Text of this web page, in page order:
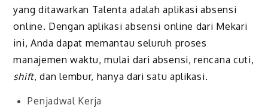
yang ditawarkan Talenta adalah aplikasi absensi
online. Dengan aplikasi absensi online dari Mekari
ini, Anda dapat memantau seluruh proses
manajemen waktu, mulai dari absensi, rencana cuti,
shift, dan lembur, hanya dari satu aplikasi.
Penjadwal Kerja